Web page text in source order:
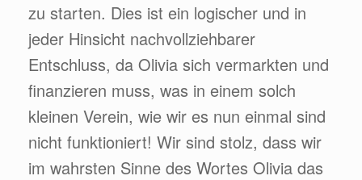
zu starten. Dies ist ein logischer und in
jeder Hinsicht nachvollziehbarer
Entschluss, da Olivia sich vermarkten und
finanzieren muss, was in einem solch
kleinen Verein, wie wir es nun einmal sind
nicht funktioniert! Wir sind stolz, dass wir
im wahrsten Sinne des Wortes Olivia das